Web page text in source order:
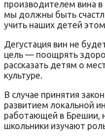
производителем вина
мы должны быть
учить наших детей
Дегустация вин не
цель — поощрять
рассказать детям о
культуре.
В случае принятия
развитием локальной
работающей в Брешии,
школьники изучают